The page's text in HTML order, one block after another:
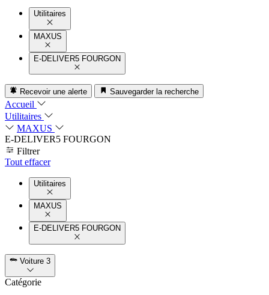
Utilitaires
MAXUS
E-DELIVER5 FOURGON
Recevoir une alerte Sauvegarder la recherche
Accueil
Utilitaires
MAXUS
E-DELIVER5 FOURGON
Filtrer
Tout effacer
Utilitaires
MAXUS
E-DELIVER5 FOURGON
Voiture 3
Catégorie